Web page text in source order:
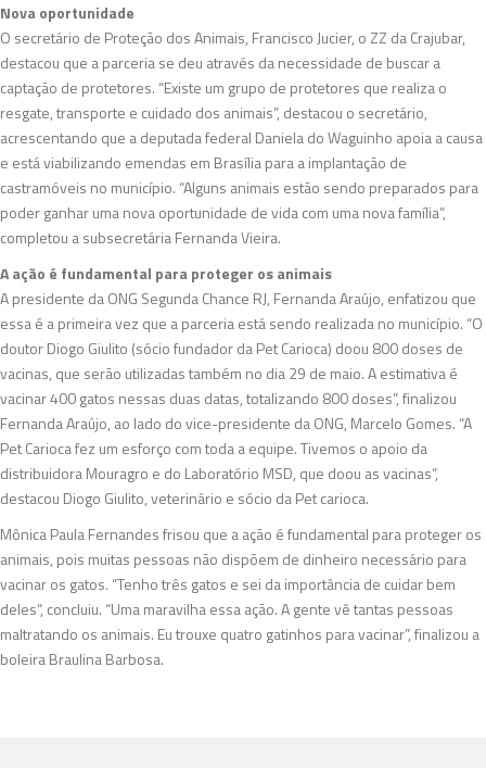
Nova oportunidade
O secretário de Proteção dos Animais, Francisco Jucier, o ZZ da Crajubar,
destacou que a parceria se deu através da necessidade de buscar a
captação de protetores. “Existe um grupo de protetores que realiza o
resgate, transporte e cuidado dos animais”, destacou o secretário,
acrescentando que a deputada federal Daniela do Waguinho apoia a causa
e está viabilizando emendas em Brasília para a implantação de
castramóveis no município. “Alguns animais estão sendo preparados para
poder ganhar uma nova oportunidade de vida com uma nova família”,
completou a subsecretária Fernanda Vieira.
A ação é fundamental para proteger os animais
A presidente da ONG Segunda Chance RJ, Fernanda Araújo, enfatizou que
essa é a primeira vez que a parceria está sendo realizada no município. “O
doutor Diogo Giulito (sócio fundador da Pet Carioca) doou 800 doses de
vacinas, que serão utilizadas também no dia 29 de maio. A estimativa é
vacinar 400 gatos nessas duas datas, totalizando 800 doses”, finalizou
Fernanda Araújo, ao lado do vice-presidente da ONG, Marcelo Gomes. “A
Pet Carioca fez um esforço com toda a equipe. Tivemos o apoio da
distribuidora Mouragro e do Laboratório MSD, que doou as vacinas”,
destacou Diogo Giulito, veterinário e sócio da Pet carioca.
Mônica Paula Fernandes frisou que a ação é fundamental para proteger os
animais, pois muitas pessoas não dispõem de dinheiro necessário para
vacinar os gatos. “Tenho três gatos e sei da importância de cuidar bem
deles”, concluiu. “Uma maravilha essa ação. A gente vê tantas pessoas
maltratando os animais. Eu trouxe quatro gatinhos para vacinar”, finalizou a
boleira Braulina Barbosa.